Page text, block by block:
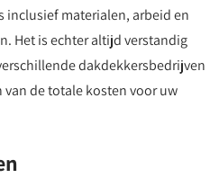
inclusief materialen, arbeid en
Het is echter altijd verstandig
dakdekkersbedrijven
de totale kosten voor uw